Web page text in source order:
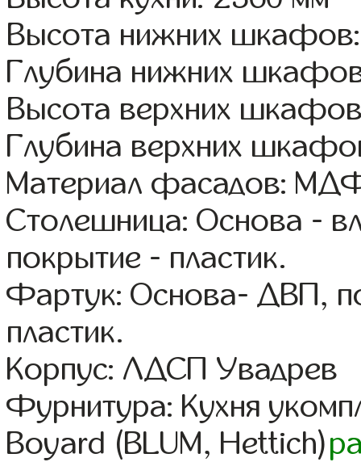
Высота нижних
Глубина нижних
Высота верхних
Глубина верхних
Материал фасадов:
Столешница: Основа -
покрытие - пластик.
Фартук: Основа- ДВП,
пластик.
Корпус: ЛДСП Увадрев
Фурнитура: Кухня
Boyard (BLUM, Hettich)